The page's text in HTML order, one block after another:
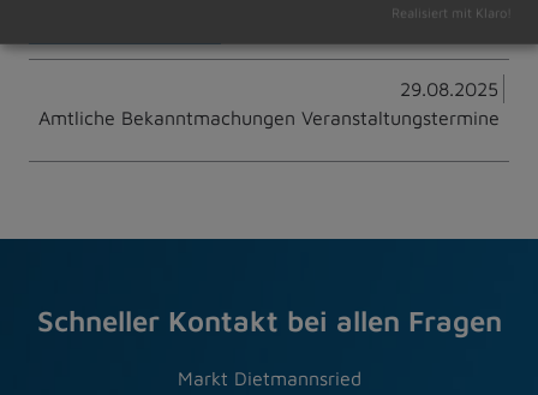
29.08.2025
Amtliche Bekanntmachungen Veranstaltungstermine
Schneller Kontakt bei allen Fragen
Markt Dietmannsried
Realisiert mit Klaro!